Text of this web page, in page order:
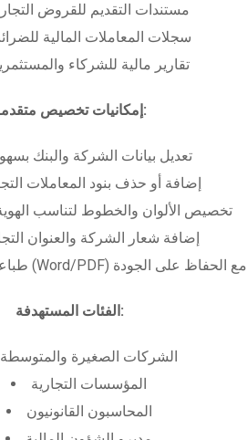
مستندات التقديم للقروض
سجلات المعاملات المالية
تقارير مالية للشركاء
إمكانيات تخصيص متقدمة:
تعديل بيانات الشركة والبنك
إضافة أو حذف بنود المعاملات
تخصيص الألوان والخطوط لتناسب الهوية
إضافة شعار الشركة والعنوان
طباعة بعدة صيغ (Word/PDF) مع الحفاظ على الجودة
الفئات المستهدفة:
الشركات الصغيرة والمتوسطة
المؤسسات التجارية
المحاسبون القانونيون